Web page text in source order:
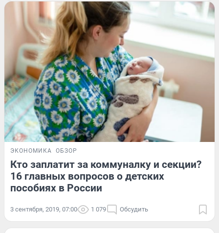
ЭКОНОМИКА ОБЗОР
Кто заплатит за коммуналку и секции?
16 главных вопросов о детских
пособиях в России
3 сентября, 2019, 07:00 1 079 Обсудить